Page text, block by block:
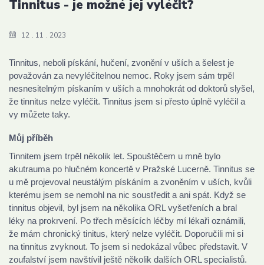
12 11 2023
Tinnitus - je možné jej vyléčit?
Tinnitus, neboli pískání, hučení, zvonění v uších a šelest je
považován za nevyléčitelnou nemoc. Roky jsem sám trpěl
nesnesitelným pískaním v uších a mnohokrát od doktorů slyšel,
že tinnitus nelze vyléčit. Tinnitus jsem si přesto úplně vyléčil a
vy můžete taky.
Můj příběh
Tinnitem jsem trpěl několik let. Spouštěčem u mně bylo
akutrauma po hlučném koncertě v Pražské Lucerně. Tinnitus se
u mě projevoval neustálým pískáním a zvoněním v uších, kvůli
kterému jsem se nemohl na nic soustředit a ani spát. Když se
tinnitus objevil, byl jsem na několika ORL vyšetřeních a bral
léky na prokrvení. Po třech měsících léčby mí lékaři oznámili,
že mám chronický tinitus, který nelze vyléčit. Doporučili mi si
na tinnitus zvyknout. To jsem si nedokázal vůbec představit. V
zoufalství jsem navštívil ještě několik dalších ORL specialistů.